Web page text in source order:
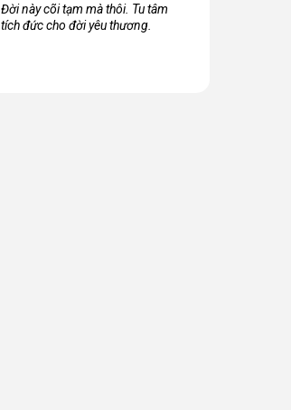
Đời này cõi tạm mà thôi. Tu tâm
tích đức cho đời yêu thương.